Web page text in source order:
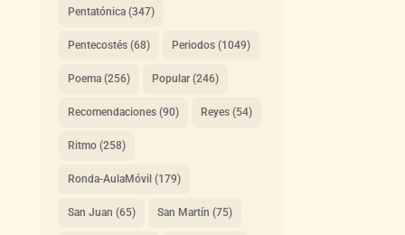
Pentatónica(347)
Pentecostés(68) Periodos(1049)
Poema(256) Popular(246)
Recomendaciones(90) Reyes(54)
Ritmo(258)
Ronda-AulaMóvil (179)
San Juan (65) San Martín (75)